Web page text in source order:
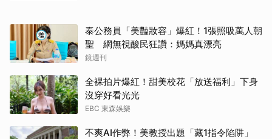
泰公務員「美豔妝容」爆紅！1張照吸萬人朝
聖 網無視酸民狂讚：媽媽真漂亮
鏡週刊
全裸拍片爆紅！甜美校花「放送福利」下身
沒穿好看光光
EBC 東森娛樂
不爽AI作弊！美教授出題「藏1指令陷阱」